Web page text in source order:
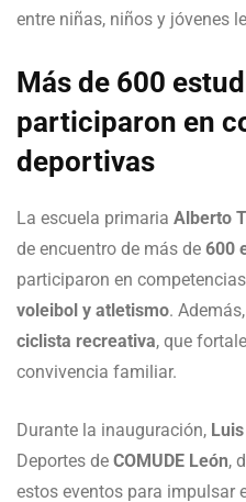
entre niñas, niños y jóvenes
Más de 600
participaron en
deportivas
La escuela primaria Alberto
de encuentro de más de 600
participaron en
voleibol y atletismo.
ciclista recreativa, que
convivencia familiar.
Durante la inauguración,
Deportes de COMUDE León,
estos eventos para impulsar